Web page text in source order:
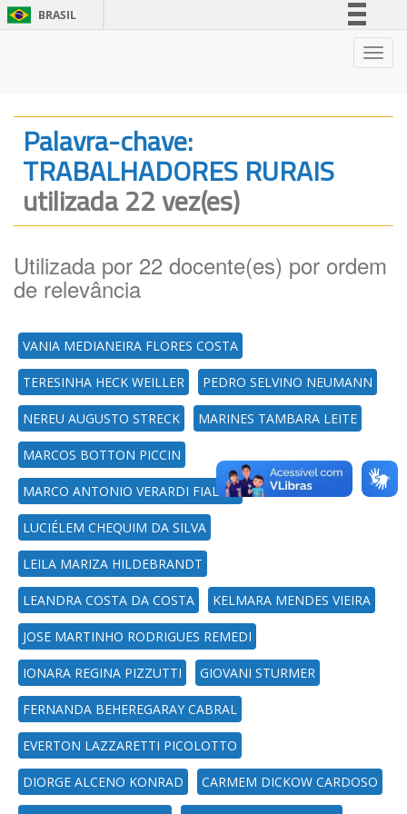
BRASIL
Canais
Palavra-chave:
TRABALHADORES RURAIS
utilizada 22 vez(es)
Utilizada por 22 docente(es) por ordem
de relevância
VANIA MEDIANEIRA FLORES COSTA
TERESINHA HECK WEILLER PEDRO SELVINO NEUMANN
NEREU AUGUSTO STRECK MARINES TAMBARA LEITE
MARCOS BOTTON PICCIN
MARCO ANTONIO VERARDI FIALHO
LUCIÉLEM CHEQUIM DA SILVA
LEILA MARIZA HILDEBRANDT
LEANDRA COSTA DA COSTA KELMARA MENDES VIEIRA
JOSE MARTINHO RODRIGUES REMEDI
IONARA REGINA PIZZUTTI GIOVANI STURMER
FERNANDA BEHEREGARAY CABRAL
EVERTON LAZZARETTI PICOLOTTO
DIORGE ALCENO KONRAD CARMEM DICKOW CARDOSO